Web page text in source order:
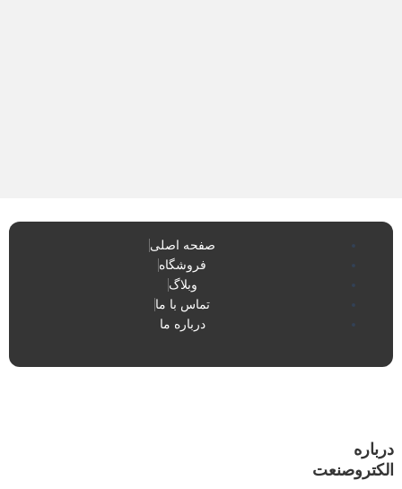
صفحه اصلی
فروشگاه
وبلاگ
تماس با ما
درباره ما
درباره
الکتروصنعت